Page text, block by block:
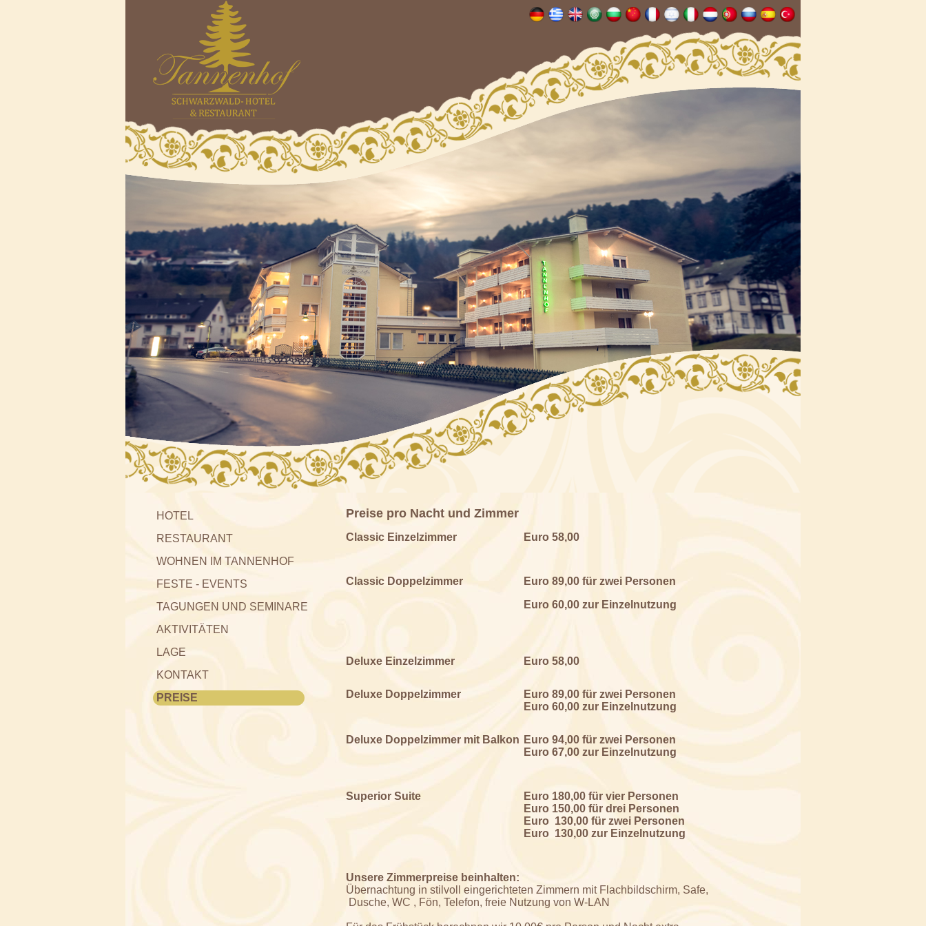
HOTEL
RESTAURANT
WOHNEN IM TANNENHOF
FESTE - EVENTS
TAGUNGEN UND SEMINARE
AKTIVITÄTEN
LAGE
KONTAKT
PREISE
Preise pro Nacht und Zimmer
Classic Einzelzimmer Euro 58,00
Classic Doppelzimmer
Euro 89,00 für zwei Personen
Euro 60,00 zur Einzelnutzung
Deluxe Einzelzimmer Euro 58,00
Deluxe Doppelzimmer
Euro 89,00 für zwei Personen
Euro 60,00 zur Einzelnutzung
Deluxe Doppelzimmer mit Balkon Euro 94,00 für zwei Personen
Euro 67,00 zur Einzelnutzung
Superior Suite
Euro 180,00 für vier Personen
Euro 150,00 für drei Personen
Euro 130,00 für zwei Personen
Euro 130,00 zur Einzelnutzung
Unsere Zimmerpreise beinhalten:
Übernachtung in stilvoll eingerichteten Zimmern mit Flachbildschirm, Safe,
Dusche, WC , Fön, Telefon, freie Nutzung von W-LAN